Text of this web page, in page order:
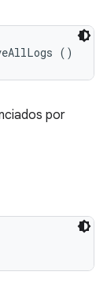
()
por